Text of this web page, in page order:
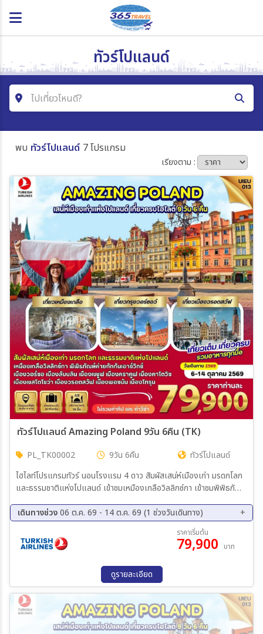
ทัวร์โปแลนด์
ไปเที่ยวไหนดี?
ค้นหาโปรแกรมทัวร์
ประเทศ
เมือง
สายการบิน
ตั้งแต่วันที่
ถึงวันที่
เฉพาะเดือน
เฉพาะเทศกาล
ค้นหา
พบ ทัวร์โปแลนด์ 7 โปรแกรม
เรียงตาม :
ทัวร์โปแลนด์ Amazing Poland 9วัน 6คืน (TK)
PL_TK00002 9วัน 6คืน
ทัวร์โปแลนด์
ไฮไลท์โปรแกรมทัวร์ นอนโรงแรม 4 ดาว สัมผัสเสน่ห์เมืองเก่า มรดกโลก
และธรรมชาติแห่งโปแลนด์ เข้าชมเหมืองเกลือวิลลิกซ์กา เข้าชมพิพิธภัณฑ์
คราคูฟ เมืองคาโตวิซ เที่ยวเมืองเชสโตโชว่า เมืองวรอตสวัฟ เที่ยวเมือง
พอซนัน เมืองโทรุน
เดินทางช่วง06 ต.ค. 69 - 14 ต.ค. 69 (1 ช่วงวันเดินทาง)
ราคาเริ่มต้น
79,900 บาท
ดูรายละเอียด